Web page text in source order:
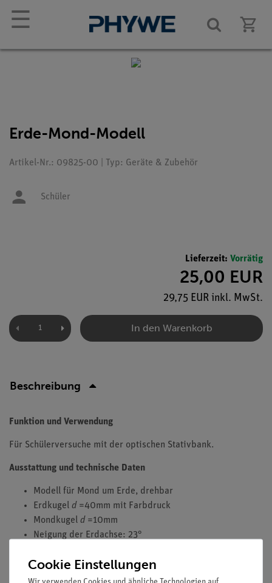
☰
Erde-Mond-Modell
Artikel-Nr.: 09825-00 | Typ: Geräte & Zubehör
Schüler
Lieferzeit: Vorrätig
25,00 EUR
29,75 EUR inkl. MwSt.
In den Warenkorb
Beschreibung
Funktion und Verwendung
Für Schülerversuche mit der optischen Stativbank.
Ausstattung und technische Daten
Modell für Mond um Erde, drehbar
Erdkugel d =40mm mit Farbdruck
Mondkugel d =10mm
Neigung der Erdachse: 23°
Cookie Einstellungen